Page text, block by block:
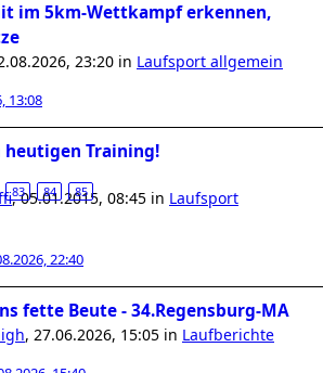
im 5km-Wettkampf erkennen,
23:20 in Laufsport allgemein
13:08
heutigen Training!
83 84 85
,05.01.2015, 08:45 in Laufsport
22:40
fette Beute - 34.Regensburg-MA
, 27.06.2026, 15:05 in Laufberichte